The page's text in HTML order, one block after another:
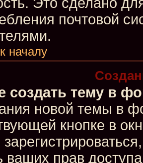
почтовой
началу
создать тему в
новой темы в
кнопке в
ваших прав